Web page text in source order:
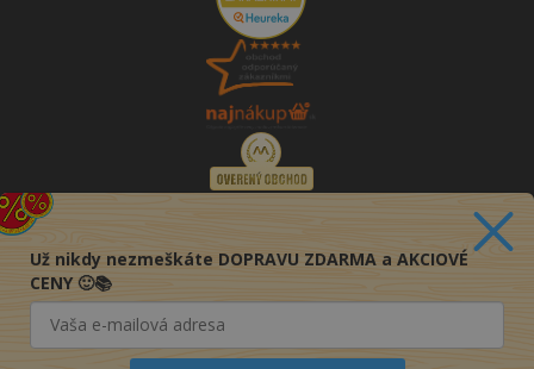
Už nikdy nezmeškáte DOPRAVU ZDARMA a AKCIOVÉ
CENY 🙂📚